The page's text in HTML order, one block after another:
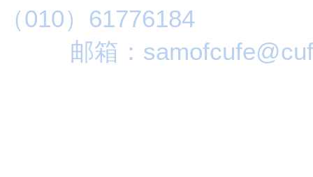
（010）61776184
邮箱：